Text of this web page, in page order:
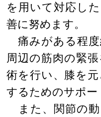
を用いて対応し
善に努めます。
痛みがある程度
周辺の筋肉の緊
術を行い、膝を
するためのサポー
また、関節の動